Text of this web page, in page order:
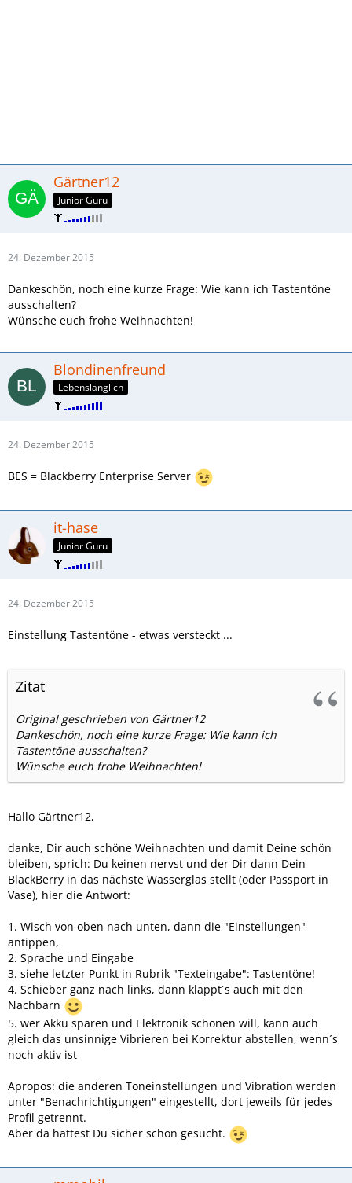
Gärtner12
Junior Guru
24. Dezember 2015
Dankeschön, noch eine kurze Frage: Wie kann ich Tastentöne
ausschalten?
Wünsche euch frohe Weihnachten!
Blondinenfreund
Lebenslänglich
24. Dezember 2015
BES = Blackberry Enterprise Server
it-hase
Junior Guru
24. Dezember 2015
Einstellung Tastentöne - etwas versteckt ...
Zitat
Original geschrieben von Gärtner12
Dankeschön, noch eine kurze Frage: Wie kann ich
Tastentöne ausschalten?
Wünsche euch frohe Weihnachten!
Hallo Gärtner12,
danke, Dir auch schöne Weihnachten und damit Deine schön
bleiben, sprich: Du keinen nervst und der Dir dann Dein
BlackBerry in das nächste Wasserglas stellt (oder Passport in
Vase), hier die Antwort:
1. Wisch von oben nach unten, dann die "Einstellungen"
antippen,
2. Sprache und Eingabe
3. siehe letzter Punkt in Rubrik "Texteingabe": Tastentöne!
4. Schieber ganz nach links, dann klappt´s auch mit den
Nachbarn
5. wer Akku sparen und Elektronik schonen will, kann auch
gleich das unsinnige Vibrieren bei Korrektur abstellen, wenn´s
noch aktiv ist
Apropos: die anderen Toneinstellungen und Vibration werden
unter "Benachrichtigungen" eingestellt, dort jeweils für jedes
Profil getrennt.
Aber da hattest Du sicher schon gesucht.